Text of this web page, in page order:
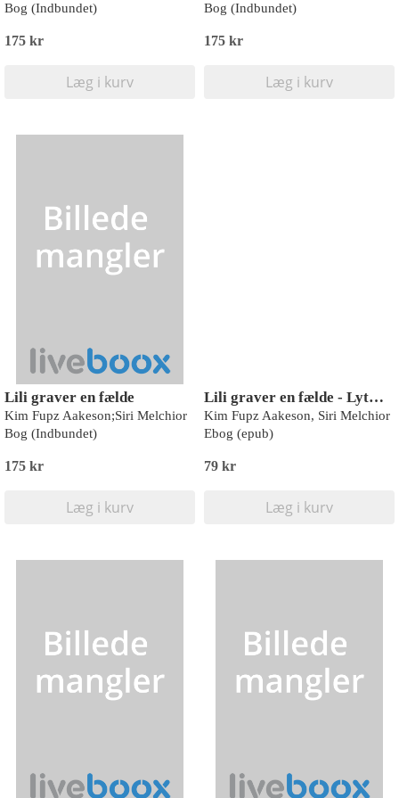
Bog (Indbundet)
175 kr
Læg i kurv
Bog (Indbundet)
175 kr
Læg i kurv
Lili graver en fælde
Kim Fupz Aakeson;Siri Melchior
Bog (Indbundet)
175 kr
Læg i kurv
Lili graver en fælde - Lyt&læs
Kim Fupz Aakeson, Siri Melchior
Ebog (epub)
79 kr
Læg i kurv